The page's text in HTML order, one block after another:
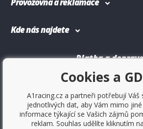
Kde nás najdete
Platba a
Cookies a
A1racing.cz a partneři potřebují Váš
jednotlivých dat, aby Vám mimo
informace týkající se Vašich zájmů
reklam. Souhlas udělíte kliknutím